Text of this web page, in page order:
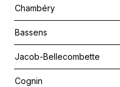
Chambéry
Bassens
Jacob-Bellecombette
Cognin